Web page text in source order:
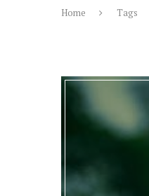
Home Tags